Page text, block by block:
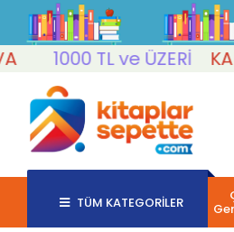
1000 TL ve ÜZERİ
TÜM KATEGORİLER